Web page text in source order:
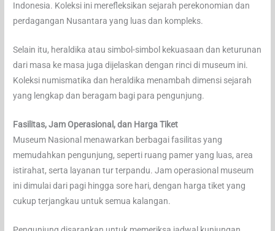
Indonesia. Koleksi ini merefleksikan sejarah perekonomian dan
perdagangan Nusantara yang luas dan kompleks.
Selain itu, heraldika atau simbol-simbol kekuasaan dan keturunan
dari masa ke masa juga dijelaskan dengan rinci di museum ini.
Koleksi numismatika dan heraldika menambah dimensi sejarah
yang lengkap dan beragam bagi para pengunjung.
Fasilitas, Jam Operasional, dan Harga Tiket
Museum Nasional menawarkan berbagai fasilitas yang
memudahkan pengunjung, seperti ruang pamer yang luas, area
istirahat, serta layanan tur terpandu. Jam operasional museum
ini dimulai dari pagi hingga sore hari, dengan harga tiket yang
cukup terjangkau untuk semua kalangan.